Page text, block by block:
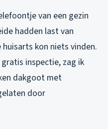
van een gezin
hadden last van
huisarts kon niets vinden.
inspectie, zag ik
dakgoot met
door